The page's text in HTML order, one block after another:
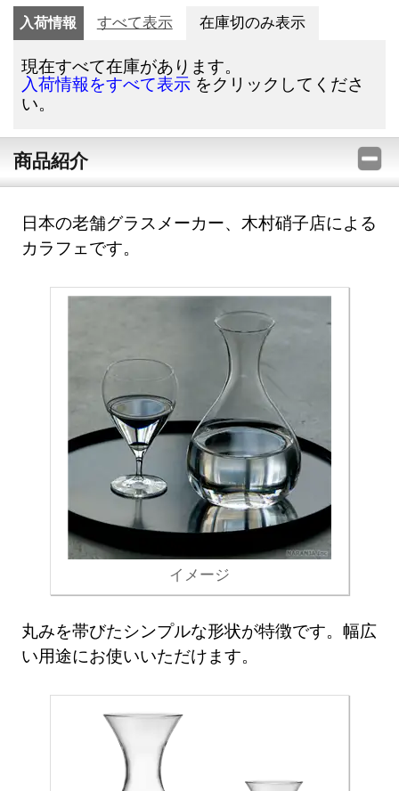
入荷情報 すべて表示 在庫切のみ表示
現在すべて在庫があります。
入荷情報をすべて表示 をクリックしてくださ
い。
商品紹介
日本の老舗グラスメーカー、木村硝子店による
カラフェです。
イメージ
丸みを帯びたシンプルな形状が特徴です。幅広
い用途にお使いいただけます。